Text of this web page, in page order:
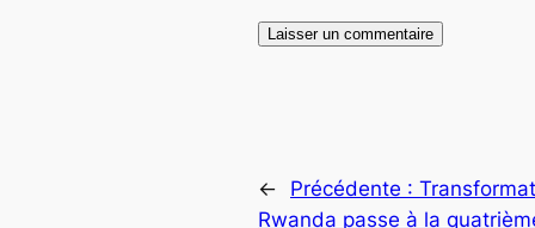
← Précédente :
Rwanda passe à la